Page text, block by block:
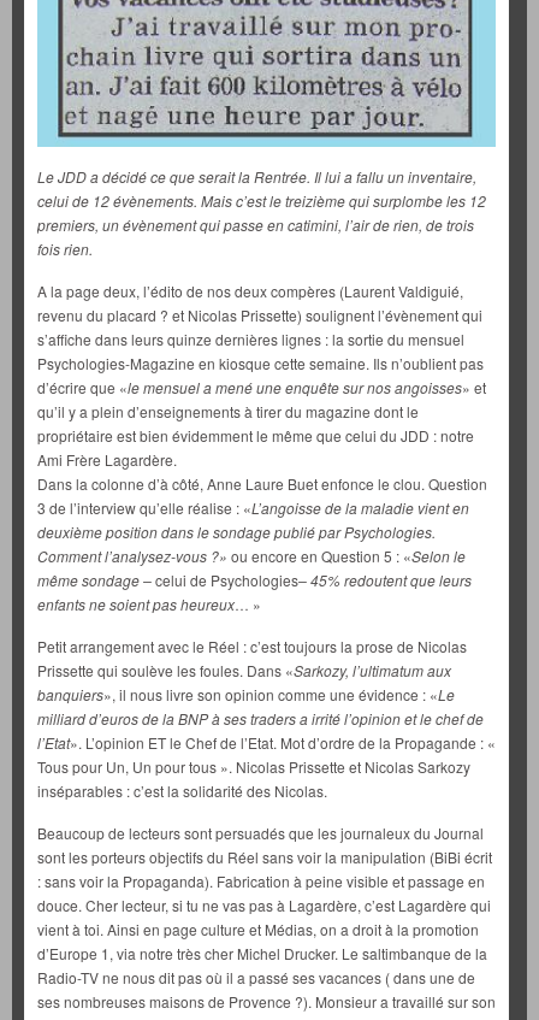
Le JDD a décidé ce que serait la Rentrée. Il lui a fallu un inventaire,
celui de 12 évènements. Mais c’est le treizième qui surplombe les 12
premiers, un évènement qui passe en catimini, l’air de rien, de trois
fois rien.
A la page deux, l’édito de nos deux compères (Laurent Valdiguié,
revenu du placard ? et Nicolas Prissette) soulignent l’évènement qui
s’affiche dans leurs quinze dernières lignes : la sortie du mensuel
Psychologies-Magazine en kiosque cette semaine. Ils n’oublient pas
d’écrire que «le mensuel a mené une enquête sur nos angoisses» et
qu’il y a plein d’enseignements à tirer du magazine dont le
propriétaire est bien évidemment le même que celui du JDD : notre
Ami Frère Lagardère.
Dans la colonne d’à côté, Anne Laure Buet enfonce le clou. Question
3 de l’interview qu’elle réalise : «L’angoisse de la maladie vient en
deuxième position dans le sondage publié par Psychologies.
Comment l’analysez-vous ?» ou encore en Question 5 : «Selon le
même sondage –celui de Psychologies– 45% redoutent que leurs
enfants ne soient pas heureux… »
Petit arrangement avec le Réel : c’est toujours la prose de Nicolas
Prissette qui soulève les foules. Dans «Sarkozy, l’ultimatum aux
banquiers», il nous livre son opinion comme une évidence : «Le
milliard d’euros de la BNP à ses traders a irrité l’opinion et le chef de
l’Etat». L’opinion ET le Chef de l’Etat. Mot d’ordre de la Propagande : «
Tous pour Un, Un pour tous ». Nicolas Prissette et Nicolas Sarkozy
inséparables : c’est la solidarité des Nicolas.
Beaucoup de lecteurs sont persuadés que les journaleux du Journal
sont les porteurs objectifs du Réel sans voir la manipulation (BiBi écrit
: sans voir la Propaganda). Fabrication à peine visible et passage en
douce. Cher lecteur, si tu ne vas pas à Lagardère, c’est Lagardère qui
vient à toi. Ainsi en page culture et Médias, on a droit à la promotion
d’Europe 1, via notre très cher Michel Drucker. Le saltimbanque de la
Radio-TV ne nous dit pas où il a passé ses vacances ( dans une de
ses nombreuses maisons de Provence ?). Monsieur a travaillé sur son